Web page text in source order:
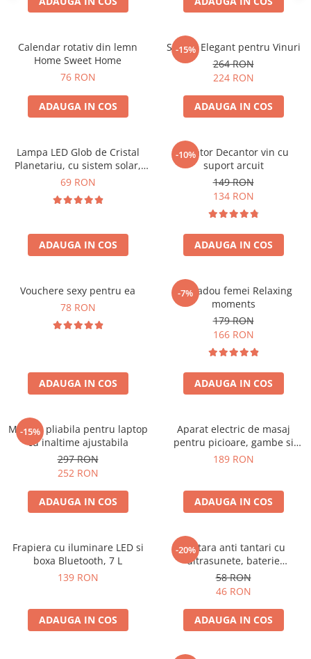
Calendar rotativ din lemn
Home Sweet Home
76 RON
ADAUGA IN COS
-15%
Suport Elegant pentru Vinuri
264 RON
224 RON
ADAUGA IN COS
Lampa LED Glob de Cristal
Planetariu, cu sistem solar,
cadou captivant
69 RON
ADAUGA IN COS
-10%
Aerator Decantor vin cu
suport arcuit
149 RON
134 RON
ADAUGA IN COS
Vouchere sexy pentru ea
78 RON
ADAUGA IN COS
-7%
Set cadou femei Relaxing
moments
179 RON
166 RON
ADAUGA IN COS
-15%
Masuta pliabila pentru laptop
cu inaltime ajustabila
297 RON
252 RON
ADAUGA IN COS
Aparat electric de masaj
pentru picioare, gambe si
brate
189 RON
ADAUGA IN COS
Frapiera cu iluminare LED si
boxa Bluetooth, 7 L
139 RON
ADAUGA IN COS
-20%
Bratara anti tantari cu
ultrasunete, baterie
reincarcabila 90mAh
58 RON
46 RON
ADAUGA IN COS